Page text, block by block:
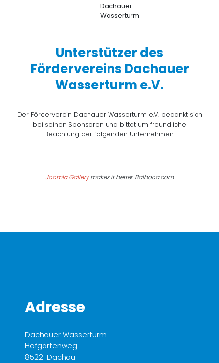
Unterstützer des
Fördervereins Dachauer
Wasserturm e.V.
Der Förderverein Dachauer Wasserturm e.V. bedankt sich
bei seinen Sponsoren und bittet um freundliche
Beachtung der folgenden Unternehmen:
Joomla Gallerymakes it better. Balbooa.com
Adresse
Dachauer Wasserturm
Hofgartenweg
85221 Dachau